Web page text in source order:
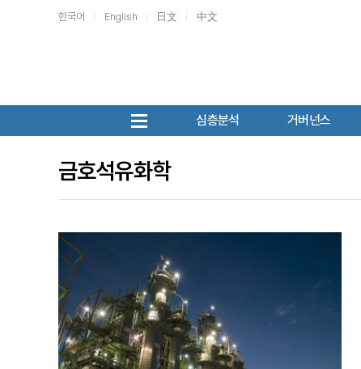
한국어 English 日文 中文
심층분석 거버넌스
금호석유화학